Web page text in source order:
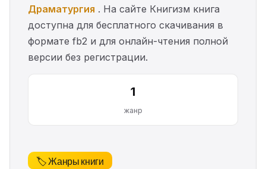
Драматургия . На сайте Книгизм книга
доступна для бесплатного скачивания в
формате fb2 и для онлайн-чтения полной
версии без регистрации.
1
жанр
🏷️ Жанры книги